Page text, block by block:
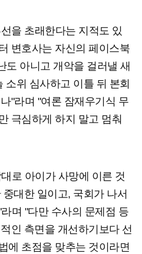
을 초래한다는 지적도 있
변호사는 자신의 페이스북
도 아니고 개악을 걸러낼 새
소위 심사하고 이틀 뒤 본회
"라며 "여론 잠재우기식 무
극심하게 하지 말고 멈춰
로 아이가 사망에 이른 것
대한 일이고, 국회가 나서
며 "다만 수사의 문제점 등
인 측면을 개선하기보다 선
에 초점을 맞추는 것이라면